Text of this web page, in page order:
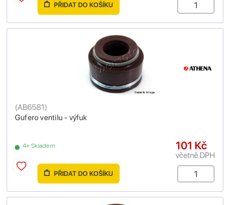
PŘIDAT DO KOŠÍKU
Gufero ventilu - výfuk
(AB6581)
4+ Skladem 101 Kč
včetně DPH
PŘIDAT DO KOŠÍKU